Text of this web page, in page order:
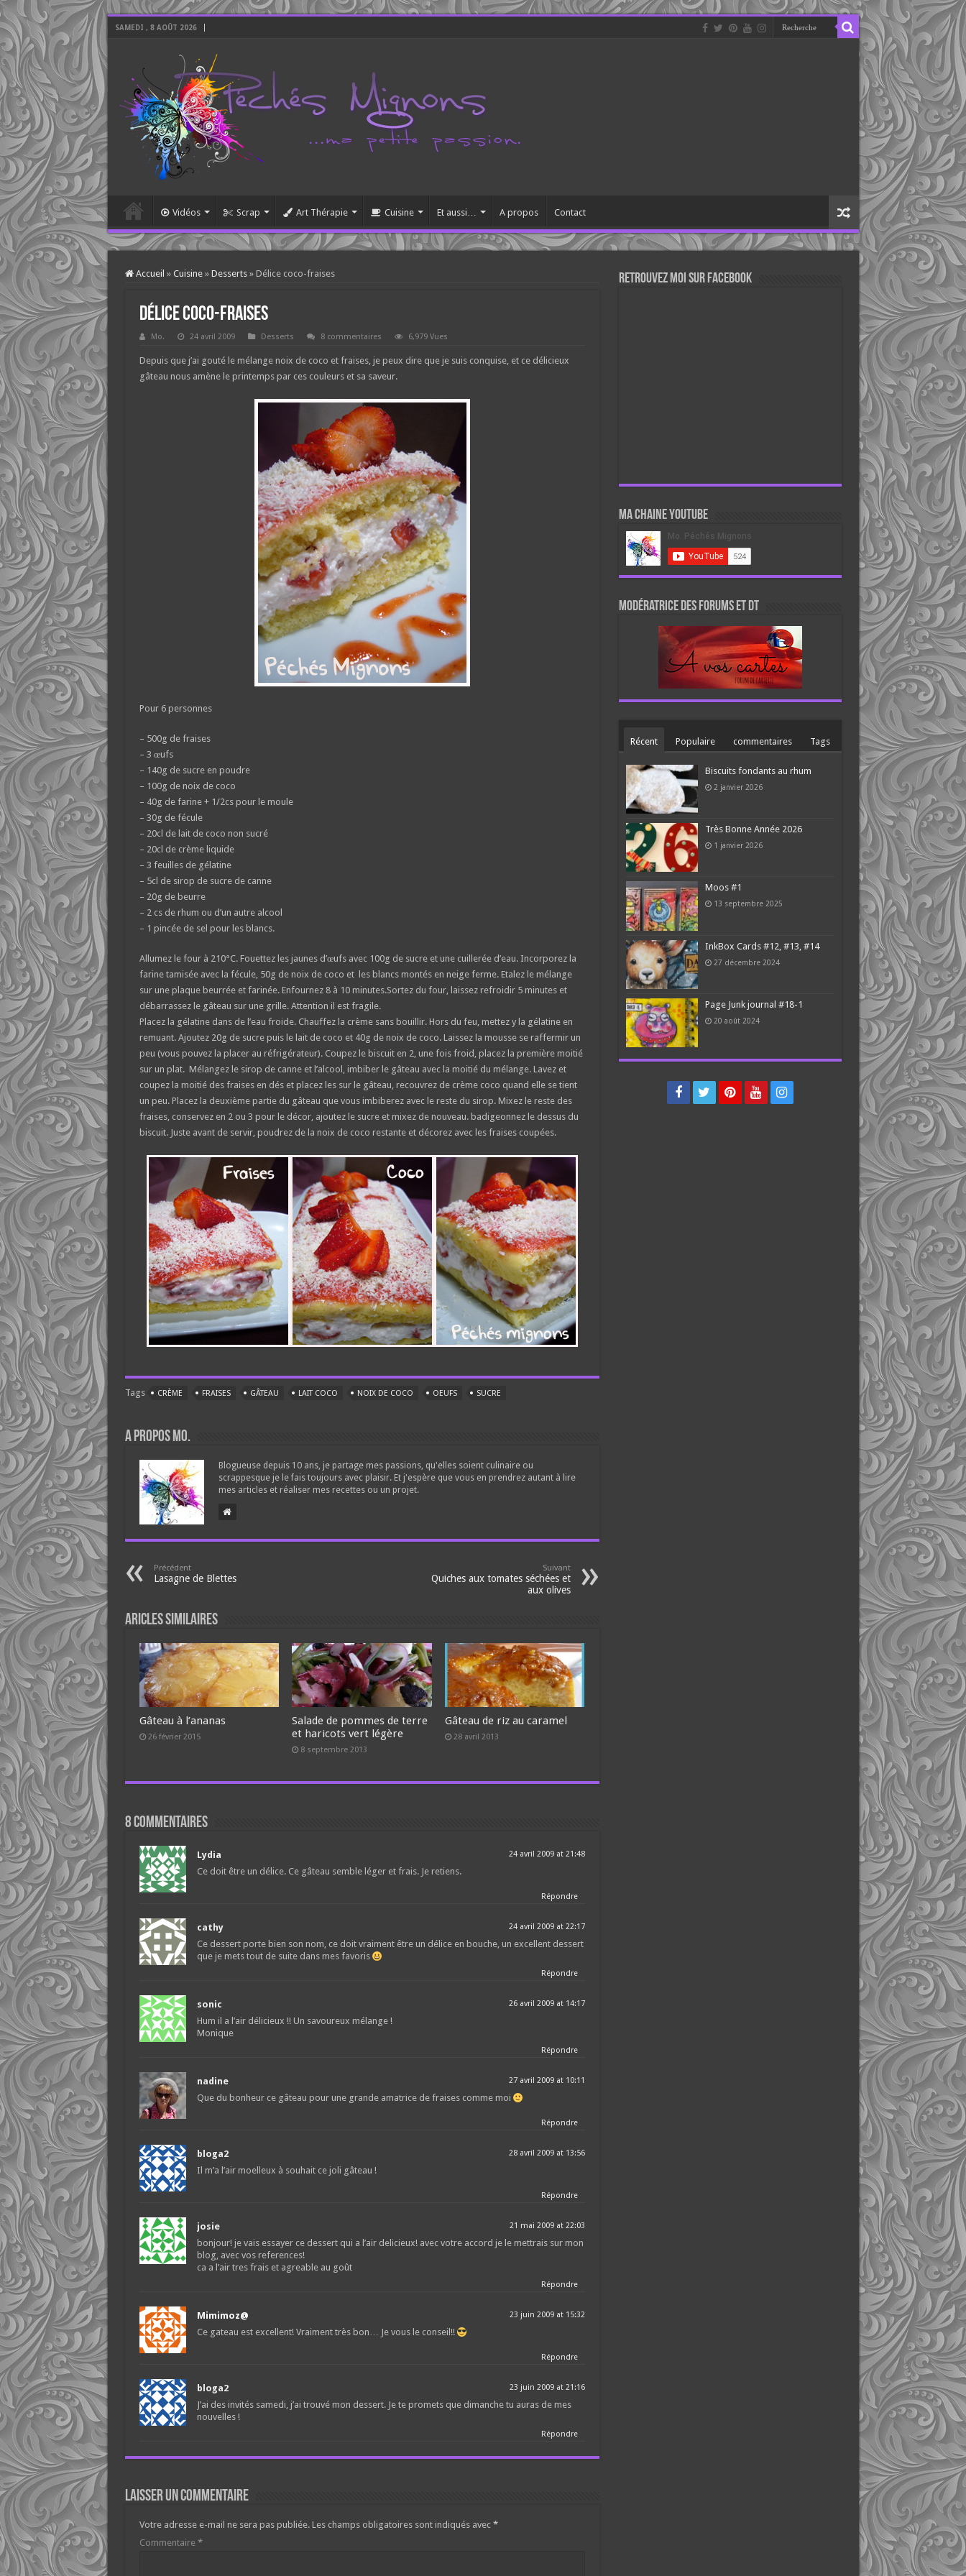
SAMEDI , 8 AOÛT 2026
Vidéos Scrap Art Thérapie Cuisine Et aussi… A propos Contact
Accueil » Cuisine » Desserts » Délice coco-fraises
Délice coco-fraises
Mo. 24 avril 2009 Desserts 8 commentaires 6,979 Vues
Depuis que j’ai gouté le mélange noix de coco et fraises, je peux dire que je suis conquise, et ce délicieux
gâteau nous amène le printemps par ces couleurs et sa saveur.
Pour 6 personnes
– 500g de fraises
– 3 œufs
– 140g de sucre en poudre
– 100g de noix de coco
– 40g de farine + 1/2cs pour le moule
– 30g de fécule
– 20cl de lait de coco non sucré
– 20cl de crème liquide
– 3 feuilles de gélatine
– 5cl de sirop de sucre de canne
– 20g de beurre
– 2 cs de rhum ou d’un autre alcool
– 1 pincée de sel pour les blancs.
Allumez le four à 210°C. Fouettez les jaunes d’œufs avec 100g de sucre et une cuillerée d’eau. Incorporez la
farine tamisée avec la fécule, 50g de noix de coco et les blancs montés en neige ferme. Etalez le mélange
sur une plaque beurrée et farinée. Enfournez 8 à 10 minutes.Sortez du four, laissez refroidir 5 minutes et
débarrassez le gâteau sur une grille. Attention il est fragile.
Placez la gélatine dans de l’eau froide. Chauffez la crème sans bouillir. Hors du feu, mettez y la gélatine en
remuant. Ajoutez 20g de sucre puis le lait de coco et 40g de noix de coco. Laissez la mousse se raffermir un
peu (vous pouvez la placer au réfrigérateur). Coupez le biscuit en 2, une fois froid, placez la première moitié
sur un plat. Mélangez le sirop de canne et l’alcool, imbiber le gâteau avec la moitié du mélange. Lavez et
coupez la moitié des fraises en dés et placez les sur le gâteau, recouvrez de crème coco quand elle se tient
un peu. Placez la deuxième partie du gâteau que vous imbiberez avec le reste du sirop. Mixez le reste des
fraises, conservez en 2 ou 3 pour le décor, ajoutez le sucre et mixez de nouveau. badigeonnez le dessus du
biscuit. Juste avant de servir, poudrez de la noix de coco restante et décorez avec les fraises coupées.
Tags CRÈME FRAISES GÂTEAU LAIT COCO NOIX DE COCO OEUFS SUCRE
A propos Mo.
Blogueuse depuis 10 ans, je partage mes passions, qu'elles soient culinaire ou
scrappesque je le fais toujours avec plaisir. Et j'espère que vous en prendrez autant à lire
mes articles et réaliser mes recettes ou un projet.
Précédent
Lasagne de Blettes
Suivant
Quiches aux tomates séchées et
aux olives
Aricles similaires
Gâteau à l’ananas
26 février 2015
Salade de pommes de terre
et haricots vert légère
8 septembre 2013
Gâteau de riz au caramel
28 avril 2013
8 commentaires
Lydia 24 avril 2009 at 21:48
Ce doit être un délice. Ce gâteau semble léger et frais. Je retiens.
Répondre
cathy 24 avril 2009 at 22:17
Ce dessert porte bien son nom, ce doit vraiment être un délice en bouche, un excellent dessert
que je mets tout de suite dans mes favoris
Répondre
sonic 26 avril 2009 at 14:17
Hum il a l’air délicieux !! Un savoureux mélange !
Monique
Répondre
nadine 27 avril 2009 at 10:11
Que du bonheur ce gâteau pour une grande amatrice de fraises comme moi
Répondre
bloga2 28 avril 2009 at 13:56
Il m’a l’air moelleux à souhait ce joli gâteau !
Répondre
josie 21 mai 2009 at 22:03
bonjour! je vais essayer ce dessert qui a l’air delicieux! avec votre accord je le mettrais sur mon
blog, avec vos references!
ca a l’air tres frais et agreable au goût
Répondre
Mimimoz@ 23 juin 2009 at 15:32
Ce gateau est excellent! Vraiment très bon… Je vous le conseil!!
Répondre
bloga2 23 juin 2009 at 21:16
J’ai des invités samedi, j’ai trouvé mon dessert. Je te promets que dimanche tu auras de mes
nouvelles !
Répondre
Laisser un commentaire
Votre adresse e-mail ne sera pas publiée. Les champs obligatoires sont indiqués avec *
Commentaire *
Retrouvez moi sur Facebook
Ma chaine Youtube
Modératrice des forums et DT
Récent Populaire commentaires Tags
Biscuits fondants au rhum
2 janvier 2026
Très Bonne Année 2026
1 janvier 2026
Moos #1
13 septembre 2025
InkBox Cards #12, #13, #14
27 décembre 2024
Page Junk journal #18-1
20 août 2024